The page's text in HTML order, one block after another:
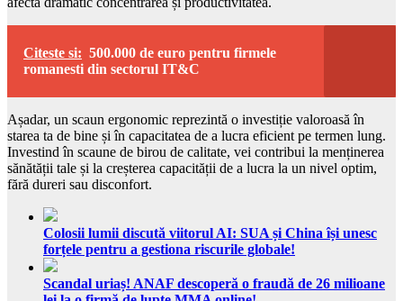
Citeste si: 500.000 de euro pentru firmele
romanesti din sectorul IT&C
Așadar, un scaun ergonomic reprezintă o investiție valoroasă în
starea ta de bine și în capacitatea de a lucra eficient pe termen lung.
Investind în scaune de birou de calitate, vei contribui la menținerea
sănătății tale și la creșterea capacității de a lucra la un nivel optim,
fără dureri sau disconfort.
Colosii lumii discută viitorul AI: SUA și China își unesc
forțele pentru a gestiona riscurile globale!
Scandal uriaș! ANAF descoperă o fraudă de 26 milioane